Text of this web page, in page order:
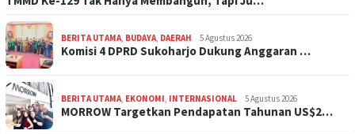
BERITA UTAMA, BUDAYA, DAERAH 5 Agustus 2026
Komisi 4 DPRD Sukoharjo Dukung Anggaran …
BERITA UTAMA, EKONOMI, INTERNASIONAL 5 Agustus 2026
MORROW Targetkan Pendapatan Tahunan US$2…